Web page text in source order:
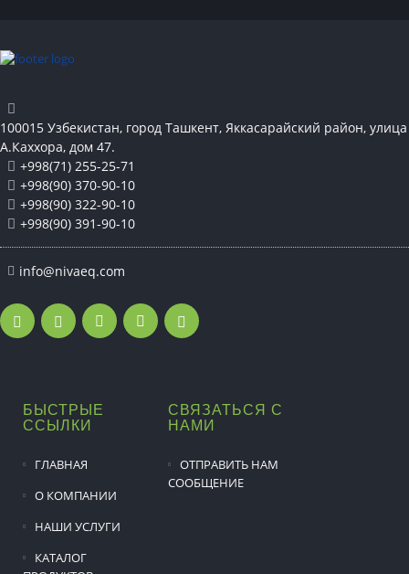
100015 Узбекистан, город Ташкент, Яккасарайский район, улица
А.Каххора, дом 47.
+998(71) 255-25-71
+998(90) 370-90-10
+998(90) 322-90-10
+998(90) 391-90-10
info@nivaeq.com
БЫСТРЫЕ
ССЫЛКИ
ГЛАВНАЯ
О КОМПАНИИ
НАШИ УСЛУГИ
КАТАЛОГ
СВЯЗАТЬСЯ С
НАМИ
ОТПРАВИТЬ НАМ
СООБЩЕНИЕ